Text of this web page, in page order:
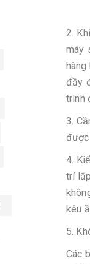
2.
máy
đầy
trình
3.
4.
trí
kêu
5.
Các